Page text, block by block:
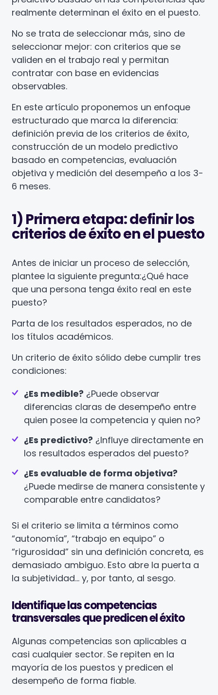
realmente determinan el éxito en el puesto.
No se trata de seleccionar más, sino de
seleccionar mejor: con criterios que se
validen en el trabajo real y permitan
contratar con base en evidencias
observables.
En este artículo proponemos un enfoque
estructurado que marca la diferencia:
definición previa de los criterios de éxito,
construcción de un modelo predictivo
basado en competencias, evaluación
objetiva y medición del desempeño a los 3-
6 meses.
1) Primera etapa: definir los
criteriosde éxito en el puesto
Antes de iniciar un proceso de selección,
plantee la siguiente pregunta:¿Qué hace
que una persona tenga éxito real en este
puesto?
Parta de los resultados esperados, no de
los títulos académicos.
Un criterio de éxito sólido debe cumplir tres
condiciones:
¿Es medible? ¿Puede observar
diferencias claras de desempeño entre
quien posee la competencia y quien no?
¿Es predictivo? ¿Influye directamente en
los resultados esperados del puesto?
¿Es evaluable de forma objetiva?
¿Puede medirse de manera consistente y
comparable entre candidatos?
Si el criterio se limita a términos como
“autonomía”, “trabajo en equipo” o
“rigurosidad” sin una definición concreta, es
demasiado ambiguo. Esto abre la puerta a
la subjetividad… y, por tanto, al sesgo.
Identifique las competencias
transversales que predicen el éxito
Algunas competencias son aplicables a
casi cualquier sector. Se repiten en la
mayoría de los puestos y predicen el
desempeño de forma fiable.